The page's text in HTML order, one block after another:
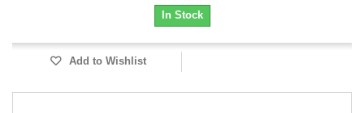
In Stock
Add to Wishlist